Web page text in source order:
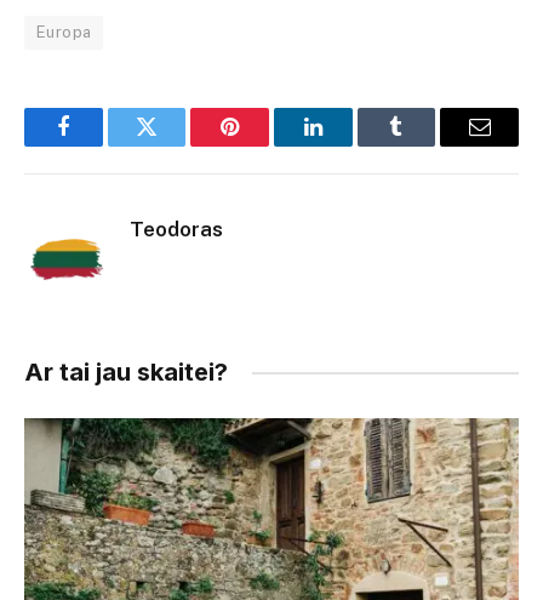
Europa
FacebookTwitter Pinterest LinkedInTumblr
El.
Teodoras
Ar tai jau skaitei?